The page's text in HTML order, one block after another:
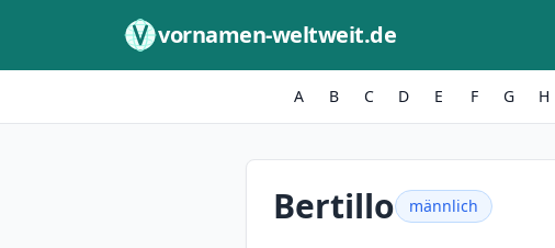
vornamen-weltweit.de
A B C D E F G H
Bertillo männlich